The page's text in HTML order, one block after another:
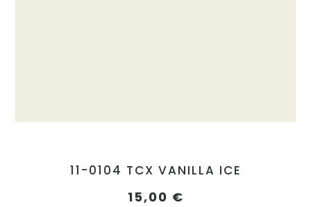
11-0104 TCX VANILLA ICE
15,00 €